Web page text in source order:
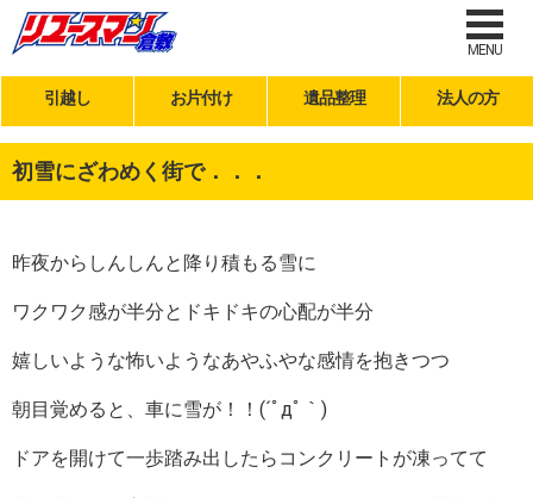
MENU
引越し お片付け 遺品整理 法人の方
初雪にざわめく街で．．．
昨夜からしんしんと降り積もる雪に
ワクワク感が半分とドキドキの心配が半分
嬉しいような怖いようなあやふやな感情を抱きつつ
朝目覚めると、車に雪が！！(´ﾟдﾟ｀)
ドアを開けて一歩踏み出したらコンクリートが凍ってて